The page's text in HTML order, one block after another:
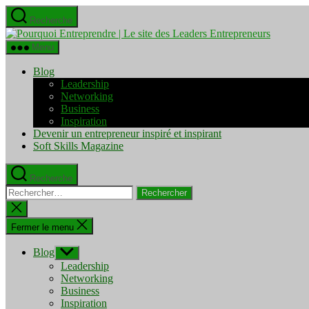
Aller
au
contenu
Recherche
Pourquoi
Menu
Blog
Leadership
Networking
Business
Inspiration
Devenir un entrepreneur inspiré et inspirant
Soft Skills Magazine
Recherche
Rechercher :
Fermer
la
recherche
Fermer le menu
Blog Afficher
le
sous-
menu
Leadership
Networking
Business
Inspiration